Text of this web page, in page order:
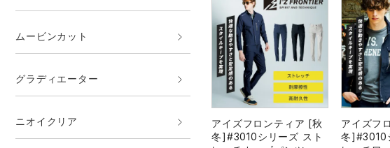
ムービンカット
グラディエーター
ニオイクリア
アイズフロンティア [秋
冬]#3010シリーズ スト
アイズフ
冬]#3010